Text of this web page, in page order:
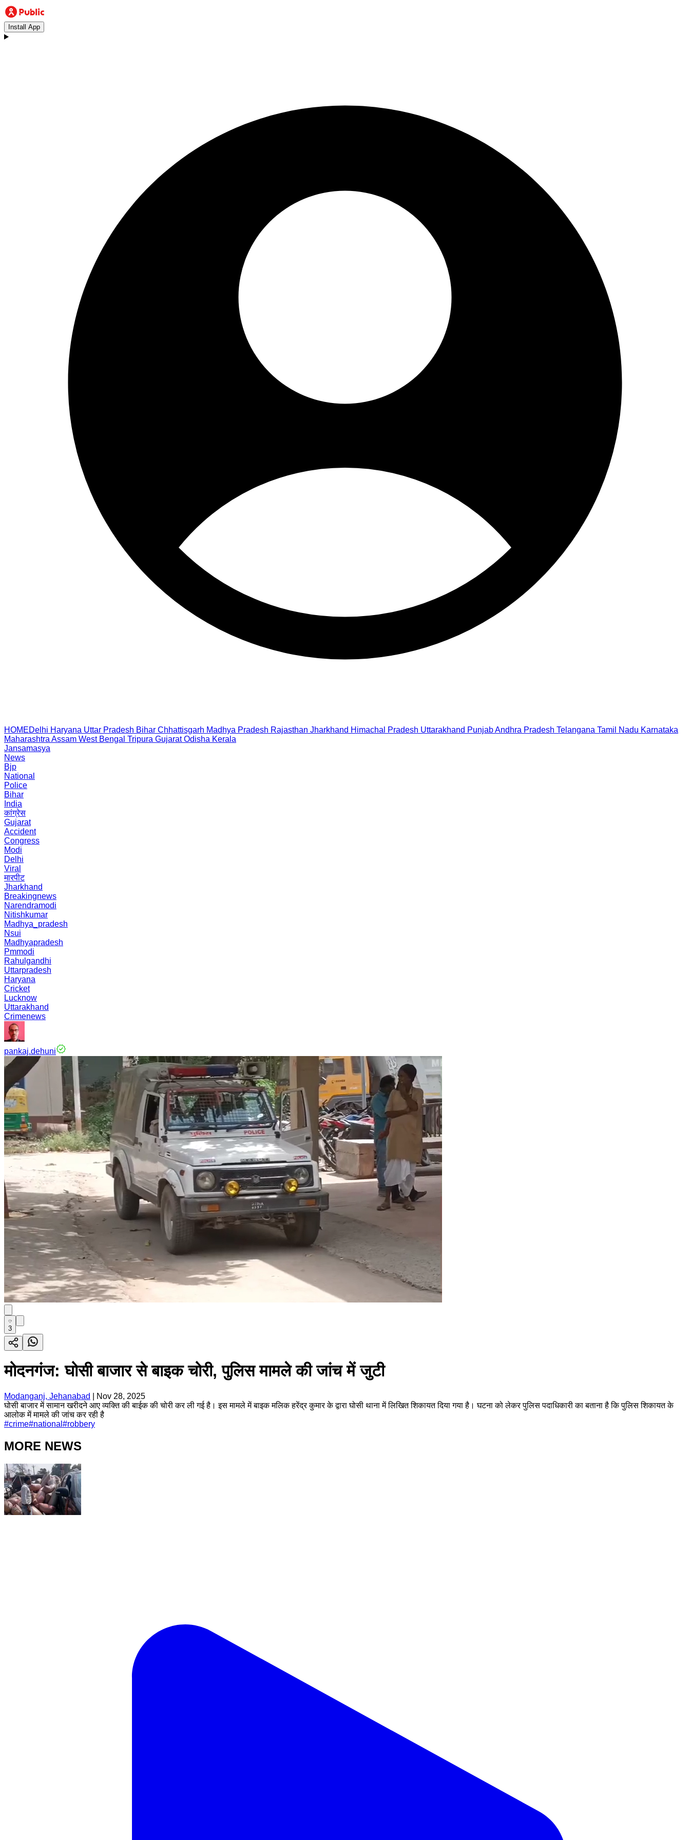
Install App
HOMEDelhi Haryana Uttar Pradesh Bihar Chhattisgarh Madhya Pradesh Rajasthan Jharkhand Himachal Pradesh Uttarakhand PunjabAndhra Pradesh Telangana Tamil Nadu Karnataka
Maharashtra Assam West Bengal Tripura Gujarat Odisha Kerala
Jansamasya
News
Bjp
National
Police
Bihar
India
कांग्रेस
Gujarat
Accident
Congress
Modi
Delhi
Viral
मारपीट
Jharkhand
Breakingnews
Narendramodi
Nitishkumar
Madhya_pradesh
Nsui
Madhyapradesh
Pmmodi
Rahulgandhi
Uttarpradesh
Haryana
Cricket
Lucknow
Uttarakhand
Crimenews
pankaj.dehuni
3
मोदनगंज: घोसी बाजार से बाइक चोरी, पुलिस मामले की जांच में जुटी
Modanganj, Jehanabad
Nov 28, 2025
घोसी बाजार में सामान खरीदने आए व्यक्ति की बाईक की चोरी कर ली गई है। इस मामले में बाइक मलिक हरेंद्र कुमार के द्वारा घोसी थाना में लिखित शिकायत दिया गया है। घटना को लेकर पुलिस पदाधिकारी का बताना है कि पुलिस शिकायत के
आलोक में मामले की जांच कर रही है
#crime#national #robbery
MORE NEWS